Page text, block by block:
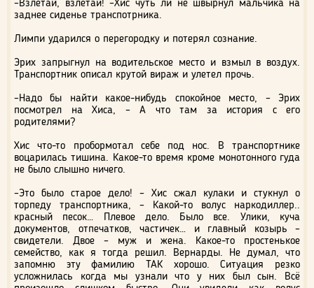
–Взлетай, взлетай! –Хис чуть ли не швырнул мальчика на
заднее сиденье транспотрника.
Лимпи ударился о перегородку и потерял сознание.
Эрих запрыгнул на водительское место и взмыл в воздух.
Транспортник описал крутой вираж и улетел прочь.
–Надо бы найти какое-нибудь спокойное место, – Эрих
посмотрел на Хиса, – А что там за история с его
родителями?
Хис что-то пробормотал себе под нос. В транспортнике
воцарилась тишина. Какое-то время кроме монотонного гуда
не было слышно ничего.
–Это было старое дело! – Хис сжал кулаки и стукнул о
торпеду транспортника, – Какой-то волус наркодиллер..
красный песок… Плевое дело. Было все. Улики, куча
документов, отпечатков, частичек… и главный козырь –
свидетели. Двое – муж и жена. Какое-то простенькое
семейство, как я тогда решил. Вернарды. Не думал, что
запомню эту фамилию ТАК хорошо. Ситуация резко
усложнилась когда мы узнали что у них был сын. Всё